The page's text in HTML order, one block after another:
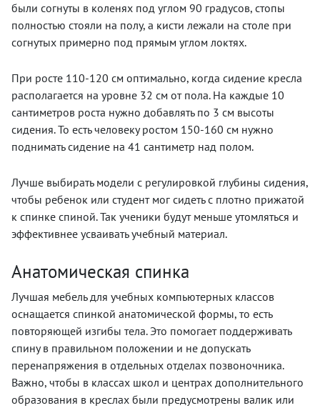
были согнуты в коленях под углом 90 градусов, стопы
полностью стояли на полу, а кисти лежали на столе при
согнутых примерно под прямым углом локтях.
При росте 110-120 см оптимально, когда сидение кресла
располагается на уровне 32 см от пола. На каждые 10
сантиметров роста нужно добавлять по 3 см высоты
сидения. То есть человеку ростом 150-160 см нужно
поднимать сидение на 41 сантиметр над полом.
Лучше выбирать модели с регулировкой глубины сидения,
чтобы ребенок или студент мог сидеть с плотно прижатой
к спинке спиной. Так ученики будут меньше утомляться и
эффективнее усваивать учебный материал.
Анатомическая спинка
Лучшая мебель для учебных компьютерных классов
оснащается спинкой анатомической формы, то есть
повторяющей изгибы тела. Это помогает поддерживать
спину в правильном положении и не допускать
перенапряжения в отдельных отделах позвоночника.
Важно, чтобы в классах школ и центрах дополнительного
образования в креслах были предусмотрены валик или